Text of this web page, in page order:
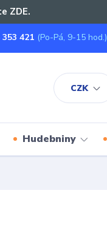
ZDE.
CZK
353 421 (Po-Pá, 9-15 hod.)
Hudebniny